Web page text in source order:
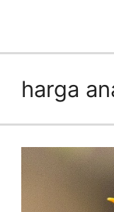
harga